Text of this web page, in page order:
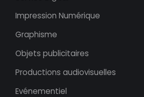
Impression Numérique
Graphisme
Objets publicitaires
Productions audiovisuelles
Evénementiel